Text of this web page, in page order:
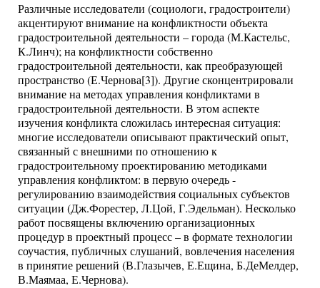
Различные исследователи (социологи, градостроители)
акцентируют внимание на конфликтности объекта
градостроительной деятельности – города (М.Кастельс,
К.Линч); на конфликтности собственно
градостроительной деятельности, как преобразующей
пространство (Е.Чернова[3]). Другие сконцентрировали
внимание на методах управления конфликтами в
градостроительной деятельности. В этом аспекте
изучения конфликта сложилась интересная ситуация:
многие исследователи описывают практический опыт,
связанный с внешними по отношению к
градостроительному проектированию методиками
управления конфликтом: в первую очередь -
регулированию взаимодействия социальных субъектов
ситуации (Дж.Форестер, Л.Цой, Г.Эдельман). Несколько
работ посвящены включению организационных
процедур в проектный процесс – в формате технологии
соучастия, публичных слушаний, вовлечения населения
в принятие решений (В.Глазычев, Е.Ещина, Б.ДеМелдер,
В.Маямаа, Е.Чернова).